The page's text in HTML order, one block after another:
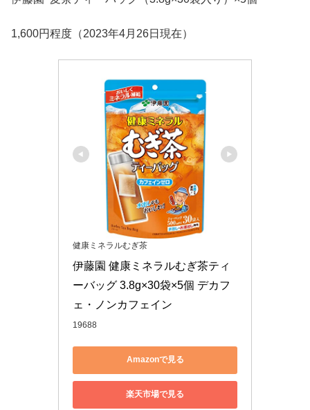
1,600円程度（2023年4月26日現在）
健康ミネラルむぎ茶
伊藤園 健康ミネラルむぎ茶ティ
ーバッグ 3.8g×30袋×5個 デカフ
ェ・ノンカフェイン
19688
Amazonで見る
楽天市場で見る